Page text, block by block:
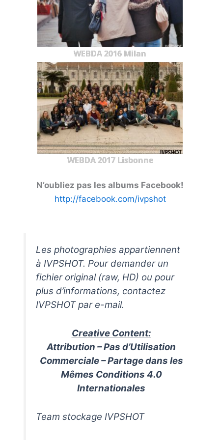
WEBDA 2016 Milan
WEBDA 2017 Lisbonne
N’oubliez pas les albums Facebook!
http://facebook.com/ivpshot
Les photographies appartiennent
à IVPSHOT. Pour demander un
fichier original (raw, HD) ou pour
plus d’informations, contactez
IVPSHOT par e-mail.
Creative Content:
Attribution – Pas d’Utilisation
Commerciale – Partage dans les
Mêmes Conditions 4.0
Internationales
Team stockage IVPSHOT